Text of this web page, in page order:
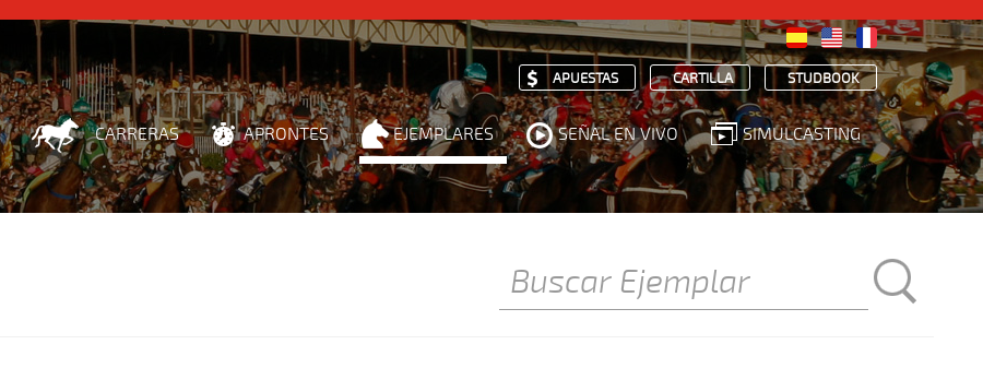
APUESTAS CARTILLA STUDBOOK
CARRERAS APRONTES EJEMPLARES SEÑAL EN VIVO SIMULCASTING